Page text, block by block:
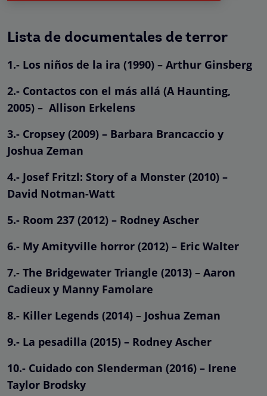
Lista de documentales de terror
1.- Los niños de la ira (1990) – Arthur Ginsberg
2.- Contactos con el más allá (A Haunting,
2005) – Allison Erkelens
3.- Cropsey (2009) – Barbara Brancaccio y
Joshua Zeman
4.- Josef Fritzl: Story of a Monster (2010) –
David Notman-Watt
5.- Room 237 (2012) – Rodney Ascher
6.- My Amityville horror (2012) – Eric Walter
7.- The Bridgewater Triangle (2013) – Aaron
Cadieux y Manny Famolare
8.- Killer Legends (2014) – Joshua Zeman
9.- La pesadilla (2015) – Rodney Ascher
10.- Cuidado con Slenderman (2016) – Irene
Taylor Brodsky